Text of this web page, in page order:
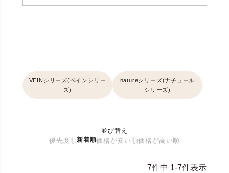
VEINシリーズ(ベインシリー
ズ)
natureシリーズ(ナチュール
シリーズ)
並び替え
優先度順新着順価格が安い順価格が高い順
7件中 1-7件表示